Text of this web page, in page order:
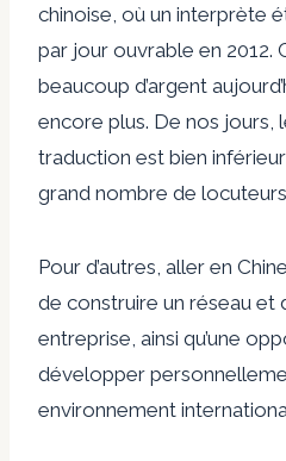
chinoise, où un interprète
par jour ouvrable en 2012.
beaucoup d’argent
encore plus. De nos jours,
traduction est bien
grand nombre de
Pour d’autres, aller en
de construire un réseau et
entreprise, ainsi qu’une
développer
environnement